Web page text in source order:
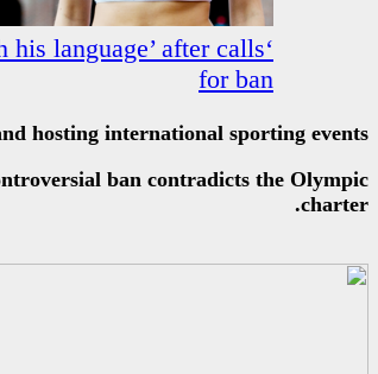
language’ after calls
for ban
hosting international sporting events.
ban contradicts the Olympic
charter.